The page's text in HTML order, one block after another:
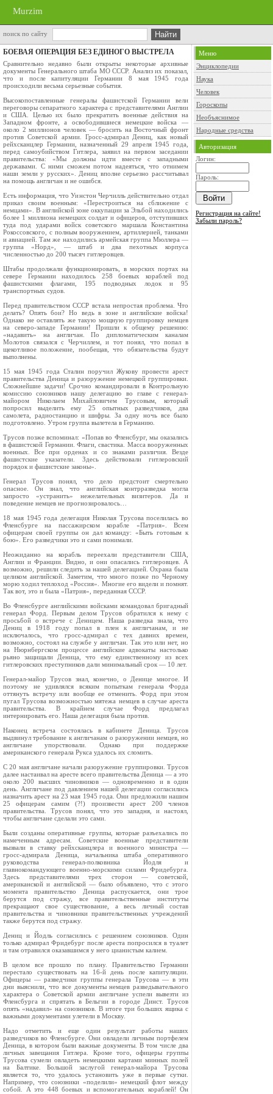
Murzim
поиск по сайту
БОЕВАЯ ОПЕРАЦИЯ БЕЗ ЕДИНОГО ВЫСТРЕЛА
Сравнительно недавно были открыты некоторые архивные
документы Генерального штаба МО СССР. Анализ их показал,
что и после капитуляции Германии 8 мая 1945 года
происходили весьма серьезные события.
Высокопоставленные генералы фашистской Германии вели
переговоры сепаратного характера с представителями Англии
и США. Целью их было прекратить военные действия на
Западном фронте, а освободившиеся немецкие войска —
около 2 миллионов человек — бросить на Восточный фронт
против Советской армии. Гросс-адмирал Дениц, как новый
рейхсканцлер Германии, назначенный 29 апреля 1945 года,
перед самоубийством Гитлера, заявил на первом заседании
правительства: «Мы должны идти вместе с западными
державами. С ними сможем потом надеяться, что отнимем
наши земли у русских». Дениц вполне серьезно рассчитывал
на помощь англичан и не ошибся.
Есть информация, что Уинстон Черчилль действительно отдал
приказ своим военным: «Перестроиться на сближение с
немцами». В английской зоне оккупации за Эльбой находились
более 1 миллиона немецких солдат и офицеров, отступивших
туда под ударами войск советского маршала Константина
Рокоссовского, с полным вооружением, артиллерией, танками
и авиацией. Там же находились армейская группа Мюллера —
группа «Норд», — штаб и два пехотных корпуса
численностью до 200 тысяч гитлеровцев.
Штабы продолжали функционировать, в морских портах на
севере Германии находилось 258 боевых кораблей под
фашистскими флагами, 195 подводных лодок и 95
транспортных судов.
Перед правительством СССР встала непростая проблема. Что
делать? Опять бои? Но ведь в зоне и английские войска!
Однако не оставлять же такую мощную группировку немцев
на северо-западе Германии! Пришли к общему решению:
«надавить» на англичан. По дипломатическим каналам
Молотов связался с Черчиллем, и тот понял, что попал в
щекотливое положение, пообещав, что обязательства будут
выполнены.
15 мая 1945 года Сталин поручил Жукову провести арест
правительства Деница и разоружение немецкой группировки.
Сложнейшие задачи! Срочно командировали в Контрольную
комиссию союзников нашу делегацию во главе с генерал-
майором Николаем Михайловичем Трусовым, который
попросил выделить ему 25 опытных разведчиков, два
самолета, радиостанцию и шифры. За одну ночь все было
подготовлено. Утром группа вылетела в Германию.
Трусов позже вспоминал: «Попав во Фленсбург, мы оказались
в фашистской Германии. Флаги, свастика. Масса вооруженных
военных. Все при орденах и со знаками различия. Везде
фашистские указатели. Здесь действовали гитлеровский
порядок и фашистские законы».
Генерал Трусов понял, что дело предстоит смертельно
опасное. Он знал, что английская контрразведка могла
запросто «устранить» нежелательных визитеров. Да и
поведение немцев не прогнозировалось…
18 мая 1945 года делегация Николая Трусова поселилась во
Фленсбурге на пассажирском корабле «Патрия». Всем
офицерам своей группы он дал команду: «Быть готовым к
бою». Его разведчики это и сами понимали.
Неожиданно на корабль переехали представители США,
Англии и Франции. Видно, и они опасались гитлеровцев. А
возможно, решили следить за нашей делегацией. Охрана была
целиком английской. Заметим, что много позже по Черному
морю ходил теплоход «Россия». Многие его видели и помнят.
Так вот, это и была «Патрия», переданная СССР.
Во Фленсбурге английскими войсками командовал бригадный
генерал Форд. Первым делом Трусов обратился к нему с
просьбой о встрече с Деницем. Наша разведка знала, что
Дениц в 1918 году попал в плен к англичанам, и не
исключалось, что гросс-адмирал с тех давних времен,
возможно, состоял на службе у англичан. Так это или нет, но
на Нюрнбергском процессе английские адвокаты настолько
рьяно защищали Деница, что ему единственному из всех
гитлеровских преступников дали минимальный срок — 10 лет.
Генерал-майор Трусов знал, конечно, о Денице многое. И
поэтому не удивлялся всяким попыткам генерала Форда
оттянуть встречу или вообще ее отменить. Форд при этом
пугал Трусова возможностью мятежа немцев в случае ареста
правительства. В крайнем случае Форд предлагал
интернировать его. Наша делегация была против.
Наконец встреча состоялась в кабинете Деница. Трусов
выдвинул требование к англичанам о разоружении немцев, но
англичане упорствовали. Однако при поддержке
американского генерала Рукса удалось их сломить.
С 20 мая англичане начали разоружение группировки. Трусов
далее настаивал на аресте всего правительства Деница — а это
около 200 высших чиновников — одновременно и в один
день. Англичане под давлением нашей делегации согласились
назначить арест на 23 мая 1945 года. Они предложили нашим
25 офицерам самим (?!) произвести арест 200 членов
правительства. Трусов понял, что это западня, и настоял,
чтобы англичане сделали это сами.
Были созданы оперативные группы, которые разъехались по
намеченным адресам. Советские военные представители
вызвали в ставку рейхсканцлера и военного министра —
гросс-адмирала Деница, начальника штаба оперативного
руководства генерал-полковника Йодля и
главнокомандующего военно-морскими силами Фридебурга.
Здесь представителями трех сторон — советской,
американской и английской — было объявлено, что с этого
момента правительство Деница распускается, они трое
берутся под стражу, все правительственные институты
прекращают свое существование, а весь личный состав
правительства и чиновники правительственных учреждений
также берутся под стражу.
Дениц и Йодль согласились с решением союзников. Один
только адмирал Фридебург после ареста попросился в туалет
и там отравился оказавшимся у него цианистым калием.
В целом все прошло по плану. Правительство Германии
перестало существовать на 16-й день после капитуляции.
Офицеры — разведчики группы генерала Трусова — в эти
дни выяснили, что все документы немцев разведывательного
характера о Советской армии англичане успели вывезти из
Фленсбурга и спрятать в Бельгии в городе Динст. Трусов
опять «надавил» на союзников. В итоге три больших ящика с
важными документами улетели в Москву.
Надо отметить и еще один результат работы наших
разведчиков во Фленсбурге. Они овладели личным портфелем
Деница, в котором были важные документы. В том числе два
личных завещания Гитлера. Кроме того, офицеры группы
Трусова сумели овладеть немецкими картами минных полей
на Балтике. Большой заслугой генерал-майора Трусова
является то, что удалось установить уже в первые сутки.
Например, что союзники «поделили» немецкий флот между
собой. А это 448 боевых и вспомогательных кораблей! Он
Меню
Энциклопедии
Наука
Человек
Гороскопы
Необъяснимое
Народные средства
Авторизация
Логин:
Пароль:
Регистрация на сайте!
Забыли пароль?